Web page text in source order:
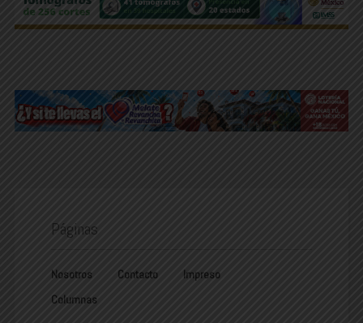
Páginas
Nosotros Contacto
Impreso
Columnas